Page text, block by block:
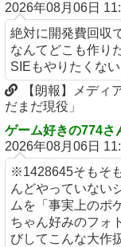
2026年08月06日
絶対に開発費回収
なんてどこも作り
SIEもやりたくな
【朗報】メディ
だまだ現役」
ゲーム好きの774さ
2026年08月06日
※1428645そもそ
んどやっていない
ムを「事実上のポ
ちゃん好みのフォ
びしてこんな大作